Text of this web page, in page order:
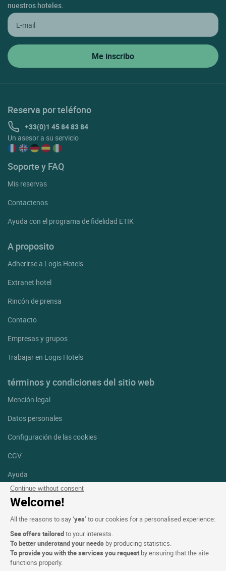
Continue without consent
Welcome!
All the reasons to say ‘yes’ to our cookies for a personalised experience:
See offers tailoredto your interests.
To better understand your needs by producing statistics.
To provide you with the services you request by ensuring that the site
functions properly.
nuestros hoteles.
Reserva por teléfono
+33(0)1 45 84 83 84
Un asesor a su servicio
Soporte y FAQ
Mis reservas
Contactenos
Ayuda con el programa de fidelidad ETIK
A proposito
Adherirse a Logis Hotels
Extranet hotel
Rincón de prensa
Contacto
Empresas y grupos
Trabajar en Logis Hotels
términos y condiciones del sitio web
Mención legal
Datos personales
Configuración de las cookies
CGV
Ayuda
Mapa del sitio
fotografías
Síguenos
Facebook
Instagram